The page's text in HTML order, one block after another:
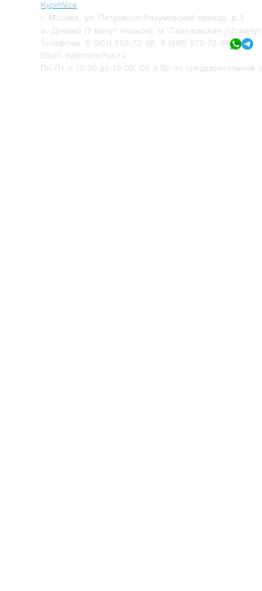
KypimVce:
г.
Москва
ул. Петровско-Разумовский проезд, д.3
м. Динамо (7 минут пешком), м. Савеловская (15
Телефоны: 8 (901) 553-72-98
8 (495) 973-72-98
Email: kypimvce@ya.ru
Пн-Пт с 10:00 до 19:00, Сб и Вс по предварительной